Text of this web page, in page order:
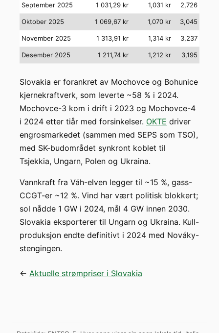
September 2025 1 031,29 kr 1,031 kr 2,726
Oktober 2025 1 069,67 kr 1,070 kr 3,045
November 2025 1 313,91 kr 1,314 kr 3,237
Desember 2025 1 211,74 kr 1,212 kr 3,195
Slovakia er forankret av Mochovce og Bohunice
kjernekraftverk, som leverte ~58 % i 2024.
Mochovce-3 kom i drift i 2023 og Mochovce-4
i 2024 etter tiår med forsinkelser. OKTE driver
engrosmarkedet (sammen med SEPS som TSO),
med SK-budområdet synkront koblet til
Tsjekkia, Ungarn, Polen og Ukraina.
Vannkraft fra Váh-elven legger til ~15 %, gass-
CCGT-er ~12 %. Vind har vært politisk blokkert;
sol nådde 1 GW i 2024, mål 4 GW innen 2030.
Slovakia eksporterer til Ungarn og Ukraina. Kull-
produksjon endte definitivt i 2024 med Nováky-
stengingen.
← Aktuelle strømpriser i Slovakia